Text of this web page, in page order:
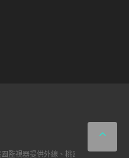
供外線、桃園保全公司高